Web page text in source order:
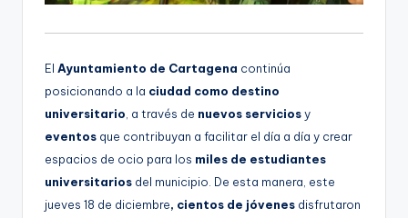
El Ayuntamiento de Cartagena continúa
posicionando a la ciudad como destino
universitario a través de nuevos serviciosy
eventos que contribuyan a facilitar el día a día y crear
espacios de ocio para los miles de estudiantes
universitarios del municipio. De esta manera, este
jueves 18 de diciembre, cientos de jóvenes disfrutaron